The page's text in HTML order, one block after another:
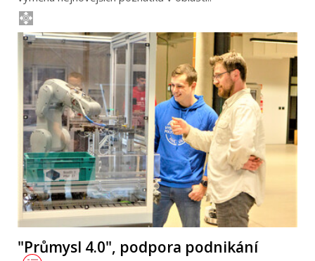
"Průmysl 4.0", podpora podnikání